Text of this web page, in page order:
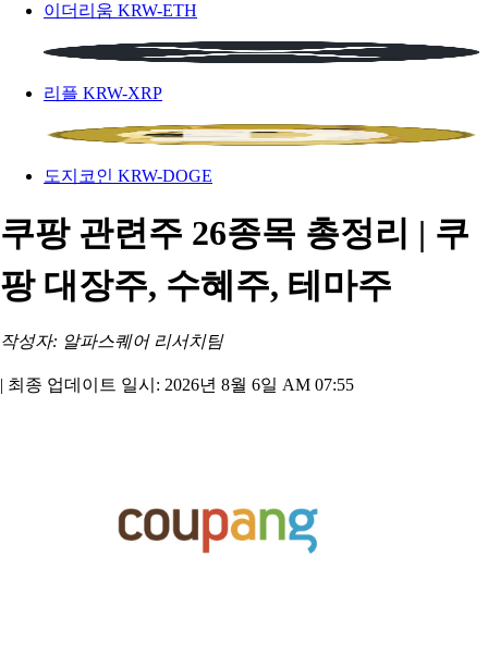
이더리움 KRW-ETH
리플 KRW-XRP
도지코인 KRW-DOGE
쿠팡 관련주 26종목 총정리 | 쿠
팡 대장주, 수혜주, 테마주
작성자: 알파스퀘어 리서치팀
| 최종 업데이트 일시: 2026년 8월 6일 AM 07:55